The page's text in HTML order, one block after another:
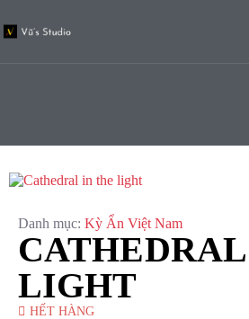
Danh mục: Kỳ Ẩn Việt Nam
LIGHT
HẾT HÀNG